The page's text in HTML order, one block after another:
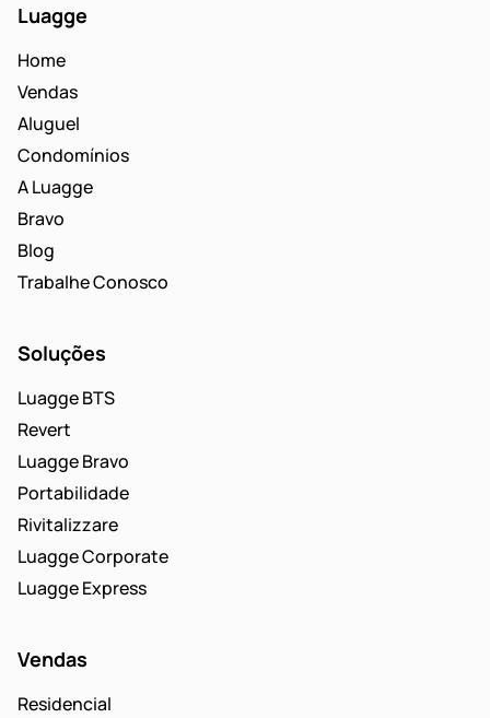
Luagge
Home
Vendas
Aluguel
Condomínios
A Luagge
Bravo
Blog
Trabalhe Conosco
Soluções
Luagge BTS
Revert
Luagge Bravo
Portabilidade
Rivitalizzare
Luagge Corporate
Luagge Express
Vendas
Residencial